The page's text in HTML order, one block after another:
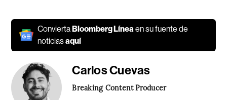
ConviertaBloomberg Línea en su fuente de
noticiasaquí
Carlos Cuevas
Breaking Content Producer